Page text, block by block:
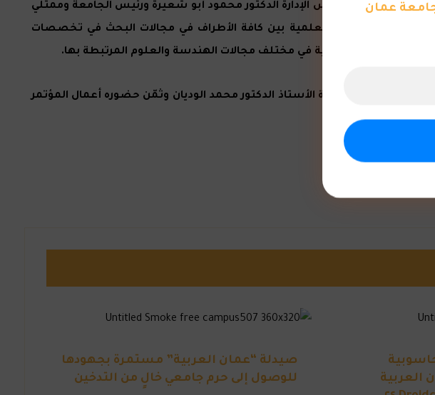
ورئيس مجلس الإدارة الدكتور محمود أبو شعيرة ورئيس الجامعة وممثلي
البحثية والعلمية بين كافة الأطراف في مجالات البحث في تخصصات
والمهنية التطبيقية في مختلف مجالات الهندسة والعلوم المرتبطة بها.
عمان العربية الأستاذ الدكتور محمد الوديان وثمّن حضوره أعمال المؤتمر
عمان
العربية
صيدلة “عمان العربية” مستمرة بجهودها
للوصول إلى حرم جامعي خالٍ من التدخين